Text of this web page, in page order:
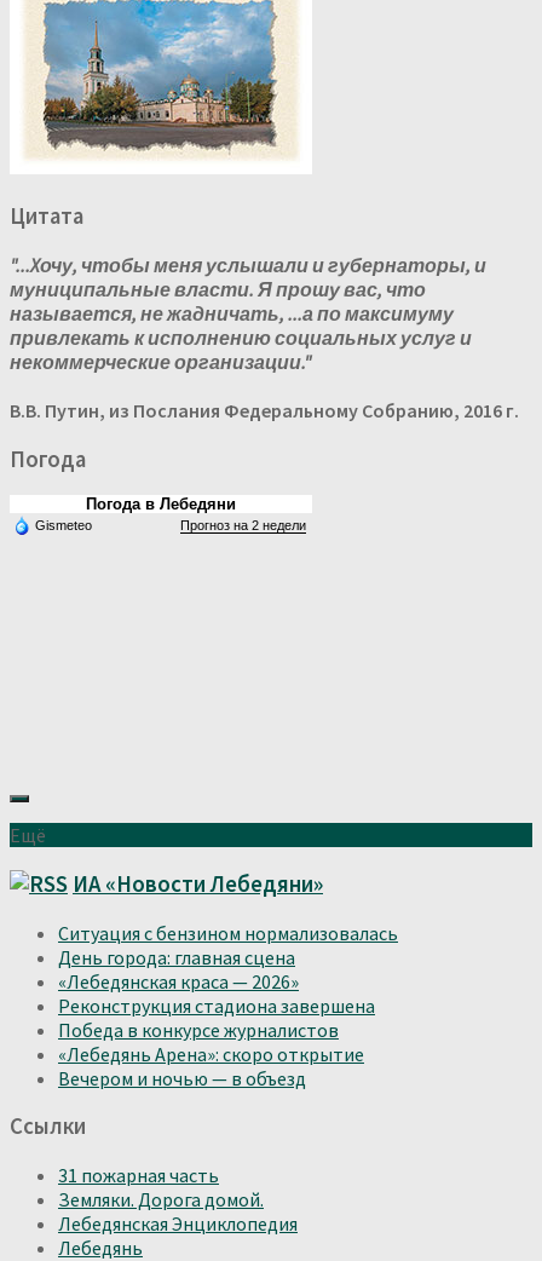
Цитата
"...Xочу, чтобы меня услышали и губернаторы, и
муниципальные власти. Я прошу вас, что
называется, не жадничать, ...а по максимуму
привлекать к исполнению социальных услуг и
некоммерческие организации."
В.В. Путин, из Послания Федеральному Собранию, 2016 г.
Погода
Погода в Лебедяни
Gismeteo Прогноз на 2 недели
Ещё
ИА «Новости Лебедяни»
Ситуация с бензином нормализовалась
День города: главная сцена
«Лебедянская краса — 2026»
Реконструкция стадиона завершена
Победа в конкурсе журналистов
«Лебедянь Арена»: скоро открытие
Вечером и ночью — в объезд
Ссылки
31 пожарная часть
Земляки. Дорога домой.
Лебедянская Энциклопедия
Лебедянь